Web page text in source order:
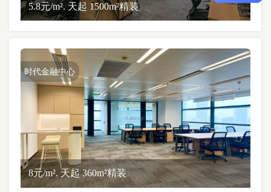
5.8元/m². 天起 1500m²精装
时代金融中心
8元/m². 天起 360m²精装